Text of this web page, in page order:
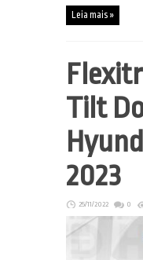
Leia mais »
Tilt
2023
25/11/2022 0